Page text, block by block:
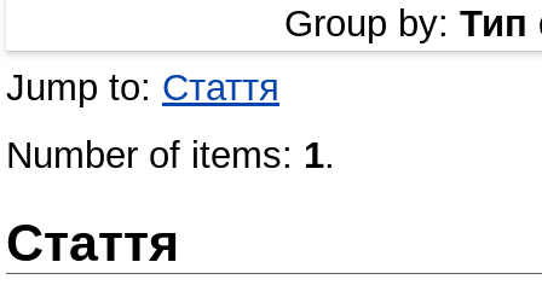
Group by: Тип
Jump to: Стаття
Number of items: 1.
Стаття